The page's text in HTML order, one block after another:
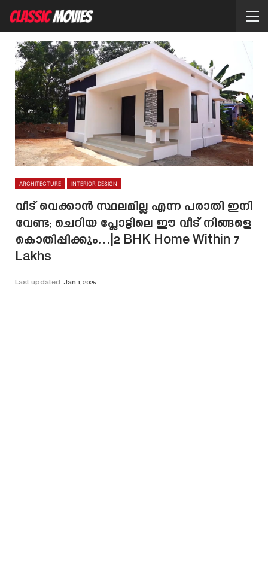
ARCHITECTURE INTERIOR DESIGN
വീട് വെക്കാൻ സ്ഥലമില്ല എന്ന പരാതി ഇനി
വേണ്ട; ചെറിയ പ്ലോട്ടിലെ ഈ വീട് നിങ്ങളെ
കൊതിപ്പിക്കും…|2 BHK Home Within 7
Lakhs
Last updated Jan 1, 2025